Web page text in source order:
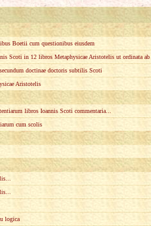
Boetii cum questionibus eiusdem
Scoti in 12 libros Metaphysicae Aristotelis ut ordinata
doctinae doctoris subtilis Scoti
Aristotelis
libros Ioannis Scoti commentaria...
cum scolis
logica